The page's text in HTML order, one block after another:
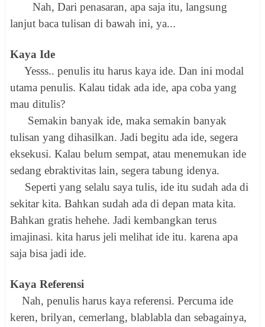
Nah, Dari penasaran, apa saja itu, langsung
lanjut baca tulisan di bawah ini, ya...
Kaya Ide
Yesss.. penulis itu harus kaya ide. Dan ini modal
utama penulis. Kalau tidak ada ide, apa coba yang
mau ditulis?
Semakin banyak ide, maka semakin banyak
tulisan yang dihasilkan. Jadi begitu ada ide, segera
eksekusi. Kalau belum sempat, atau menemukan ide
sedang ebraktivitas lain, segera tabung idenya.
Seperti yang selalu saya tulis, ide itu sudah ada di
sekitar kita. Bahkan sudah ada di depan mata kita.
Bahkan gratis hehehe. Jadi kembangkan terus
imajinasi. kita harus jeli melihat ide itu. karena apa
saja bisa jadi ide.
Kaya Referensi
Nah, penulis harus kaya referensi. Percuma ide
keren, brilyan, cemerlang, blablabla dan sebagainya,